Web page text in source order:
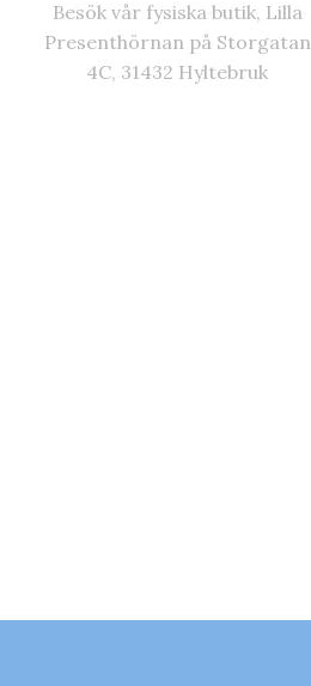
Besök vår fysiska butik, Lilla
Presenthörnan på Storgatan
4C, 31432 Hyltebruk